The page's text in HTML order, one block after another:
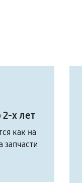
2-х лет
как на
запчасти